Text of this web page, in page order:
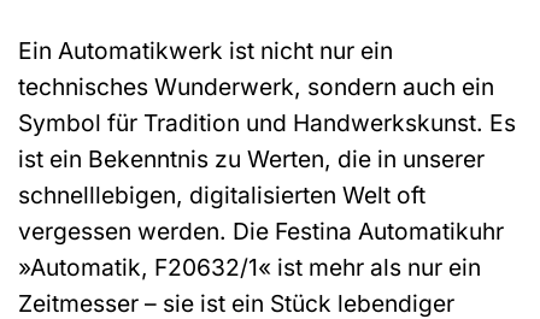
Ein Automatikwerk ist nicht nur ein
technisches Wunderwerk, sondern auch ein
Symbol für Tradition und Handwerkskunst. Es
ist ein Bekenntnis zu Werten, die in unserer
schnelllebigen, digitalisierten Welt oft
vergessen werden. Die Festina Automatikuhr
»Automatik, F20632/1« ist mehr als nur ein
Zeitmesser – sie ist ein Stück lebendiger